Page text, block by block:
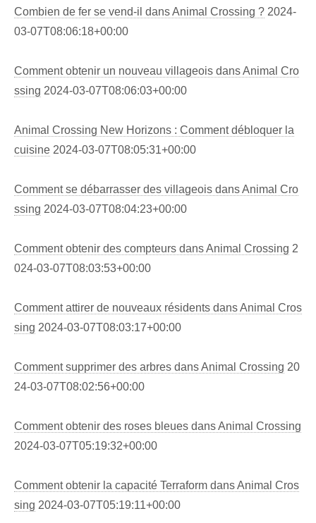
Combien de fer se vend-il dans Animal Crossing ? 2024-
03-07T08:06:18+00:00
Comment obtenir un nouveau villageois dans Animal Cro
ssing 2024-03-07T08:06:03+00:00
Animal Crossing New Horizons : Comment débloquer la
cuisine 2024-03-07T08:05:31+00:00
Comment se débarrasser des villageois dans Animal Cro
ssing 2024-03-07T08:04:23+00:00
Comment obtenir des compteurs dans Animal Crossing 2
024-03-07T08:03:53+00:00
Comment attirer de nouveaux résidents dans Animal Cros
sing 2024-03-07T08:03:17+00:00
Comment supprimer des arbres dans Animal Crossing 20
24-03-07T08:02:56+00:00
Comment obtenir des roses bleues dans Animal Crossing
2024-03-07T05:19:32+00:00
Comment obtenir la capacité Terraform dans Animal Cros
sing 2024-03-07T05:19:11+00:00